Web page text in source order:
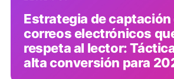
Estrategia de captación
correos electrónicos
respeta al lector:
alta conversión para